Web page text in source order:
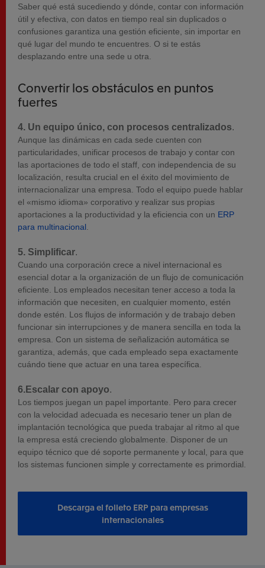
Saber qué está sucediendo y dónde, contar con información
útil y efectiva, con datos en tiempo real sin duplicados o
confusiones garantiza una gestión eficiente, sin importar en
qué lugar del mundo te encuentres. O si te estás
desplazando entre una sede u otra.
Convertir los obstáculos en puntos
fuertes
4. Un equipo único, con procesos centralizados.
Aunque las dinámicas en cada sede cuenten con
particularidades, unificar procesos de trabajo y contar con
las aportaciones de todo el staff, con independencia de su
localización, resulta crucial en el éxito del movimiento de
internacionalizar una empresa. Todo el equipo puede hablar
el «mismo idioma» corporativo y realizar sus propias
aportaciones a la productividad y la eficiencia con un ERP
para multinacional
5. Simplificar.
Cuando una corporación crece a nivel internacional es
esencial dotar a la organización de un flujo de comunicación
eficiente. Los empleados necesitan tener acceso a toda la
información que necesiten, en cualquier momento, estén
donde estén. Los flujos de información y de trabajo deben
funcionar sin interrupciones y de manera sencilla en toda la
empresa. Con un sistema de señalización automática se
garantiza, además, que cada empleado sepa exactamente
cuándo tiene que actuar en una tarea específica.
6.Escalar con apoyo.
Los tiempos juegan un papel importante. Pero para crecer
con la velocidad adecuada es necesario tener un plan de
implantación tecnológica que pueda trabajar al ritmo al que
la empresa está creciendo globalmente. Disponer de un
equipo técnico que dé soporte permanente y local, para que
los sistemas funcionen simple y correctamente es primordial.
Descarga el folleto ERP para empresas
internacionales